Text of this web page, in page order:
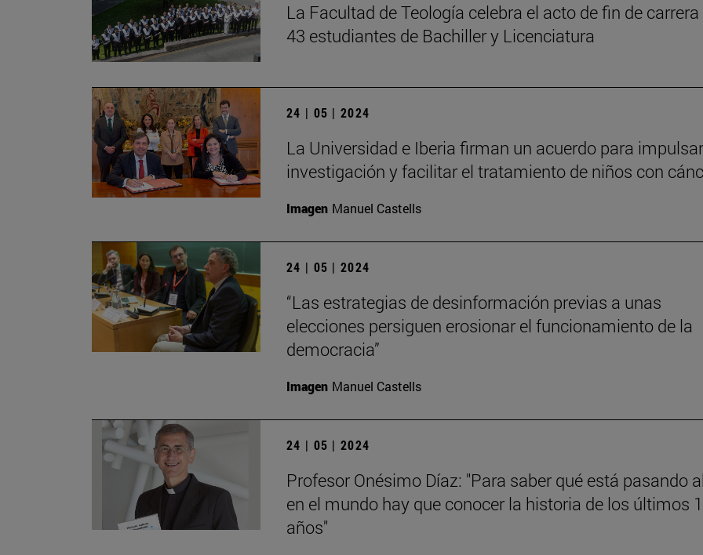
La Facultad de Teología celebra el acto de fin de carrera
43 estudiantes de Bachiller y Licenciatura
24 | 05 | 2024
La Universidad e Iberia firman un acuerdo para
investigación y facilitar el tratamiento de niños con
Imagen Manuel Castells
24 | 05 | 2024
“Las estrategias de desinformación previas a unas
elecciones persiguen erosionar el funcionamiento de la
democracia”
Imagen Manuel Castells
24 | 05 | 2024
Profesor Onésimo Díaz: "Para saber qué está pasando
en el mundo hay que conocer la historia de los últimos
años"